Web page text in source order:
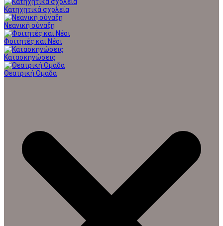
Κατηχητικά σχολεία
Νεανική σύναξη
Φοιτητές και Νέοι
Κατασκηνώσεις
Θεατρική Ομάδα